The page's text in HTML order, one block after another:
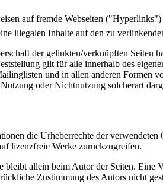
auf fremde Webseiten
illegalen Inhalte auf den zu
der gelinkten/verknüpften
gilt für alle innerhalb des
und in allen anderen
oder Nichtnutzung solcherart
die Urheberrechte der
lizenzfreie Werke zurückzugreifen.
allein beim Autor der Seiten.
Zustimmung des Autors nicht